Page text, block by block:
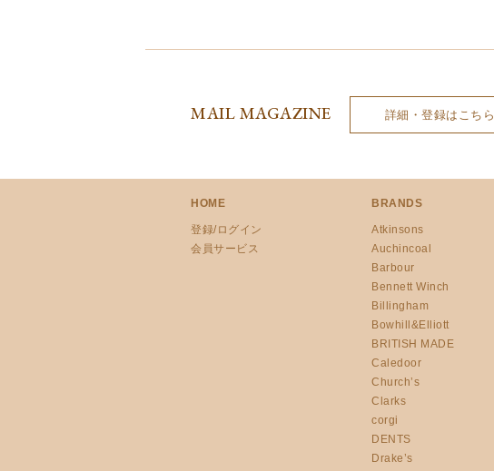
MAIL MAGAZINE 詳細・登録はこちら
HOME
登録/ログイン
会員サービス
BRANDS
Atkinsons
Auchincoal
Barbour
Bennett Winch
Billingham
Bowhill&Elliott
BRITISH MADE
Caledoor
Church’s
Clarks
corgi
DENTS
Drake’s